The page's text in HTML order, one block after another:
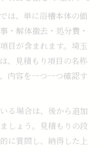
は、単に浴槽本体の価
・解体撤去・処分費・
目が含まれます。埼玉
、見積もり項目の名称
内容を一つ一つ確認す
る場合は、後から追加
しょう。見積もりの段
に質問し、納得した上